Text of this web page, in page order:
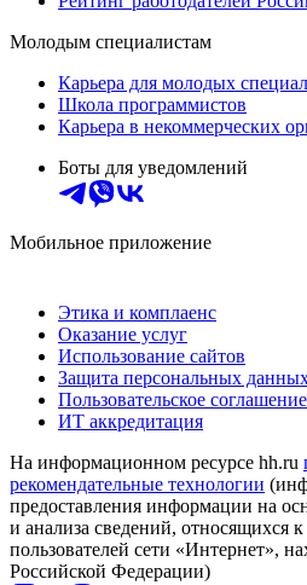
Молодым специалистам
Карьера для молодых
Школа программистов
Карьера в некоммерческих
Боты для уведомлений
Мобильное приложение
Этика и комплаенс
Оказание услуг
Использование сайтов
Защита персональных
Пользовательское соглашение
ИТ аккредитация
На информационном ресурсе hh.ru
рекомендательные технологии
предоставления информации на
и анализа сведений, относящихся
пользователей сети «Интернет»,
Российской Федерации)